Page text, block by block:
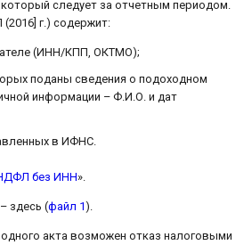
следует за отчетным периодом.
г.) содержит:
(ИНН/КПП, ОКТМО);
поданы сведения о подоходном
информации – Ф.И.О. и дат
в ИФНС.
без ИНН».
здесь (файл 1).
акта возможен отказ налоговыми